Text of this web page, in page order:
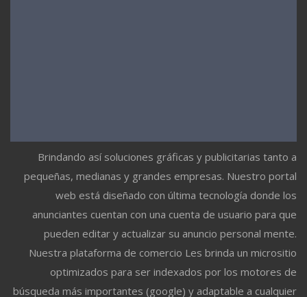
Brindando así soluciones gráficas y publicitarias tanto a
pequeñas, medianas y grandes empresas. Nuestro portal
web está diseñado con última tecnología donde los
anunciantes cuentan con una cuenta de usuario para que
pueden editar y actualizar su anuncio personal mente.
Nuestra plataforma de comercio Les brinda un micrositio
optimizados para ser indexados por los motores de
búsqueda más importantes (google) y adaptable a cualquier